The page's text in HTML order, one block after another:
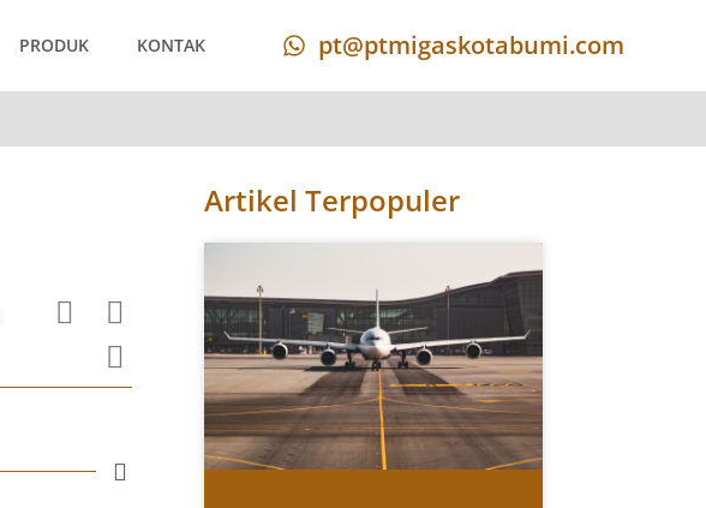
PRODUK KONTAK pt@ptmigaskotabumi.com
Artikel Terpopuler